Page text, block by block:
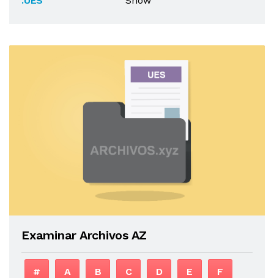
Examinar Archivos AZ
# A B C D E F